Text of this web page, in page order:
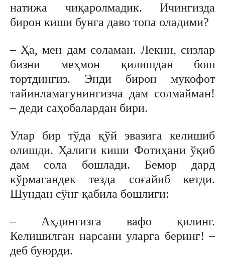
натижа чиқаролмадик. Ичингизда
бирон киши бунга даво топа оладими?
– Ҳа, мен дам соламан. Лекин, сизлар
бизни меҳмон қилишдан бош
тортдингиз. Энди бирон мукофот
тайинламагунингизча дам солмайман!
– деди саҳобалардан бири.
Улар бир тўда қўй эвазига келишиб
олишди. Ҳалиги киши Фотиҳани ўқиб
дам сола бошлади. Бемор дард
кўрмагандек тезда соғайиб кетди.
Шундан сўнг қабила бошлиғи:
– Аҳдингизга вафо қилинг.
Келишилган нарсани уларга беринг! –
деб буюрди.